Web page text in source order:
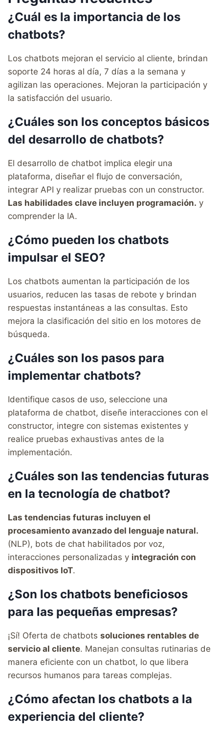
¿Cuál es la importancia de los
chatbots?
Los chatbots mejoran el servicio al cliente, brindan
soporte 24 horas al día, 7 días a la semana y
agilizan las operaciones. Mejoran la participación y
la satisfacción del usuario.
¿Cuáles son los conceptos básicos
del desarrollo de chatbots?
El desarrollo de chatbot implica elegir una
plataforma, diseñar el flujo de conversación,
integrar API y realizar pruebas con un constructor.
Las habilidades clave incluyen programación. y
comprender la IA.
¿Cómo pueden los chatbots
impulsar el SEO?
Los chatbots aumentan la participación de los
usuarios, reducen las tasas de rebote y brindan
respuestas instantáneas a las consultas. Esto
mejora la clasificación del sitio en los motores de
búsqueda.
¿Cuáles son los pasos para
implementar chatbots?
Identifique casos de uso, seleccione una
plataforma de chatbot, diseñe interacciones con el
constructor, integre con sistemas existentes y
realice pruebas exhaustivas antes de la
implementación.
¿Cuáles son las tendencias futuras
en la tecnología de chatbot?
Las tendencias futuras incluyen el
procesamiento avanzado del lenguaje natural.
(NLP), bots de chat habilitados por voz,
interacciones personalizadas y integración con
dispositivos IoT.
¿Son los chatbots beneficiosos
para las pequeñas empresas?
¡Sí! Oferta de chatbots soluciones rentables de
servicio al cliente. Manejan consultas rutinarias de
manera eficiente con un chatbot, lo que libera
recursos humanos para tareas complejas.
¿Cómo afectan los chatbots a la
experiencia del cliente?